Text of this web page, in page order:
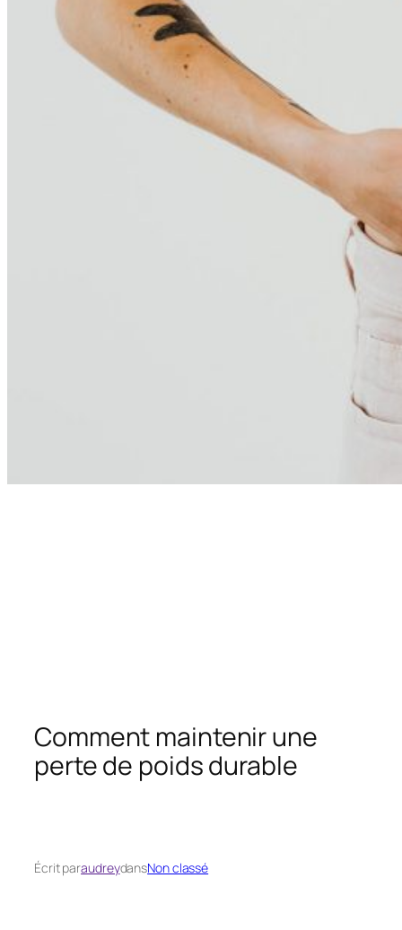
Comment maintenir une
perte de poids durable
Écrit paraudreydansNon classé